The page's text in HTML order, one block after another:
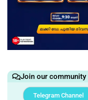
Join our community
Telegram Channel